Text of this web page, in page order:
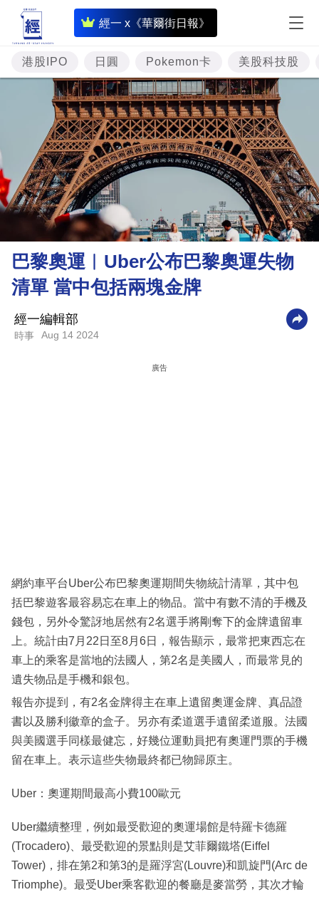
經一 x《華爾街日報》
即
時
財
經
專
題
投
資
樓
市
理
商
科
區
港股IPO 日圓 Pokemon卡 美股科技股
巴黎奧運︳Uber公布巴黎奧運失物
清單 當中包括兩塊金牌
經一編輯部
時事 Aug 14 2024
廣告
網約車平台Uber公布巴黎奧運期間失物統計清單，其中包
括巴黎遊客最容易忘在車上的物品。當中有數不清的手機及
錢包，另外令驚訝地居然有2名選手將剛奪下的金牌遺留車
上。統計由7月22日至8月6日，報告顯示，最常把東西忘在
車上的乘客是當地的法國人，第2名是美國人，而最常見的
遺失物品是手機和銀包。
報告亦提到，有2名金牌得主在車上遺留奧運金牌、真品證
書以及勝利徽章的盒子。另亦有柔道選手遺留柔道服。法國
與美國選手同樣最健忘，好幾位運動員把有奧運門票的手機
留在車上。表示這些失物最終都已物歸原主。
Uber：奧運期間最高小費100歐元
Uber繼續整理，例如最受歡迎的奧運場館是特羅卡德羅
(Trocadero)、最受歡迎的景點則是艾菲爾鐵塔(Eiffel
Tower)，排在第2和第3的是羅浮宮(Louvre)和凱旋門(Arc de
Triomphe)。最受Uber乘客歡迎的餐廳是麥當勞，其次才輪